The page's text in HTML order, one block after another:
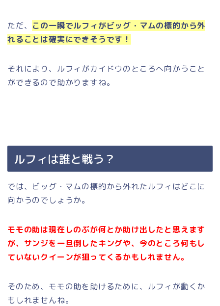
ただ、 この一瞬でルフィがビッグ・マムの標的から外
れることは確実にできそうです！
それにより、ルフィがカイドウのところへ向かうこと
ができるので助かりますね。
ルフィは誰と戦う？
では、ビッグ・マムの標的から外れたルフィはどこに
向かうのでしょうか。
モモの助は現在しのぶが何とか助け出したと思えます
が、サンジを一旦倒したキングや、今のところ何もし
ていないクイーンが狙ってくるかもしれません。
そのため、モモの助を助けるために、ルフィが動くか
もしれませんね。